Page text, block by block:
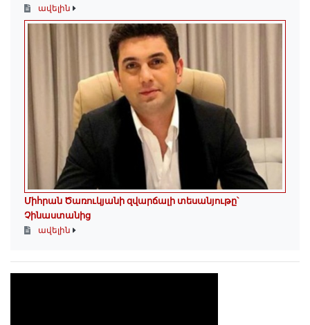
ավելին
Միհրան Ծառուկյանի զվարճալի տեսանյութը՝
Չինաստանից
ավելին